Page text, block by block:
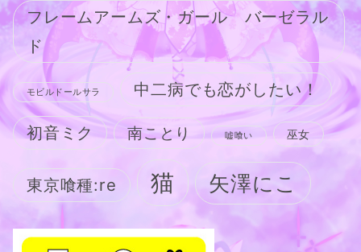
フレームアームズ・ガール バーゼラル
ド
モビルドールサラ 中二病でも恋がしたい！
初音ミク 南ことり 嘘喰い 巫女
東京喰種:re 猫 矢澤にこ